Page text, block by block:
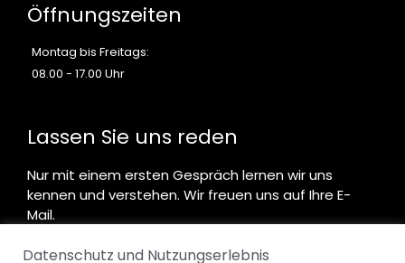
Öffnungszeiten
Montag bis Freitags:
08.00 - 17.00 Uhr
Lassen Sie uns reden
Nur mit einem ersten Gespräch lernen wir uns
kennen und verstehen. Wir freuen uns auf Ihre E-
Mail.
Datenschutz und Nutzungserlebnis